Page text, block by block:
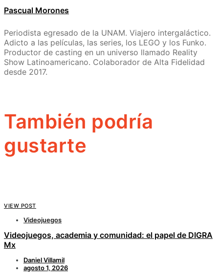
Pascual Morones
Periodista egresado de la UNAM. Viajero intergaláctico.
Adicto a las películas, las series, los LEGO y los Funko.
Productor de casting en un universo llamado Reality
Show Latinoamericano. Colaborador de Alta Fidelidad
desde 2017.
También podría
gustarte
VIEW POST
Videojuegos
Videojuegos, academia y comunidad: el papel de DIGRA
Mx
Daniel Villamil
agosto 1, 2026